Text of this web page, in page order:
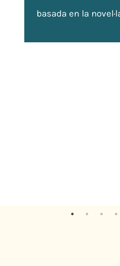
basada en la